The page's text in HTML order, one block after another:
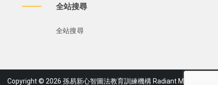
全站搜尋
全站搜尋
Copyright © 2026 孫易新心智圖法教育訓練機構 Radiant Mind Corp.